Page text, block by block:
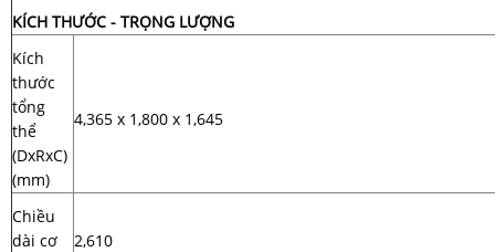
KÍCH THƯỚC - TRỌNG LƯỢNG
Kích
thước
tổng
thể
(DxRxC)
(mm)
4,365 x 1,800 x 1,645
Chiều
dài cơ
2,610